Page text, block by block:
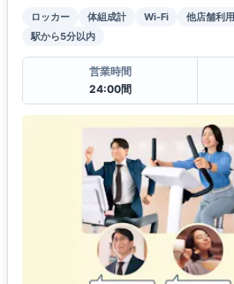
ロッカー 体組成計 Wi-Fi 他店舗利用
駅から5分以内
営業時間
24:00間